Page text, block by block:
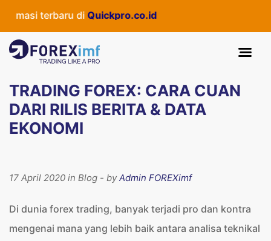
terbaru diQuickpro.co.id
TRADING FOREX: CARA CUAN
DARI RILIS BERITA & DATA
EKONOMI
17 April 2020 in Blog - byAdmin FOREXimf
Di dunia forex trading, banyak terjadi pro dan kontra
mengenai mana yang lebih baik antara analisa teknikal